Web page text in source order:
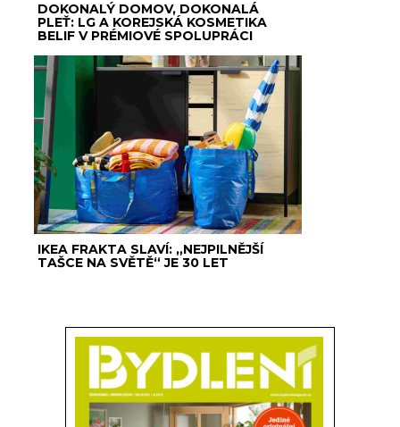
DOKONALÝ DOMOV, DOKONALÁ
PLEŤ: LG A KOREJSKÁ KOSMETIKA
BELIF V PRÉMIOVÉ SPOLUPRÁCI
IKEA FRAKTA SLAVÍ: „NEJPILNĚJŠÍ
TAŠCE NA SVĚTĚ“ JE 30 LET